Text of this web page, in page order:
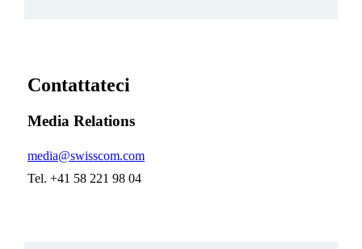
Contattateci
Media Relations
media@swisscom.com
Tel. +41 58 221 98 04